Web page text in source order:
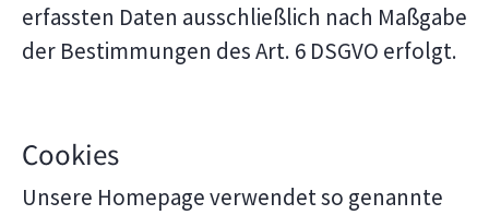
erfassten Daten ausschließlich nach Maßgabe
der Bestimmungen des Art. 6 DSGVO erfolgt.
Cookies
Unsere Homepage verwendet so genannte